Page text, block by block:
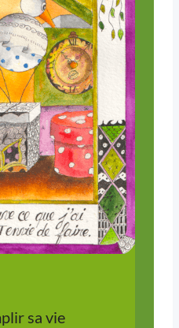
sa vie